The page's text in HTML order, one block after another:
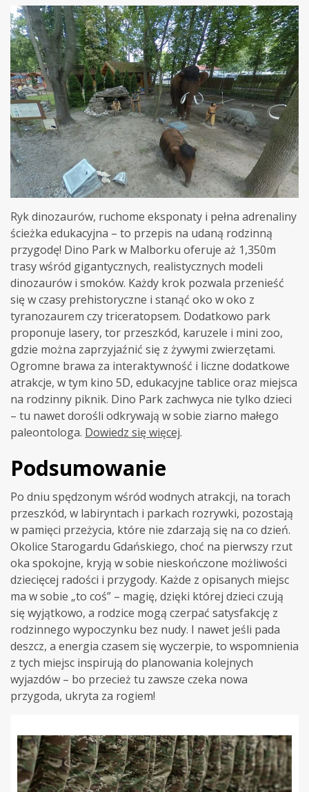
Ryk dinozaurów, ruchome eksponaty i pełna adrenaliny
ścieżka edukacyjna – to przepis na udaną rodzinną
przygodę! Dino Park w Malborku oferuje aż 1,350m
trasy wśród gigantycznych, realistycznych modeli
dinozaurów i smoków. Każdy krok pozwala przenieść
się w czasy prehistoryczne i stanąć oko w oko z
tyranozaurem czy triceratopsem. Dodatkowo park
proponuje lasery, tor przeszkód, karuzele i mini zoo,
gdzie można zaprzyjaźnić się z żywymi zwierzętami.
Ogromne brawa za interaktywność i liczne dodatkowe
atrakcje, w tym kino 5D, edukacyjne tablice oraz miejsca
na rodzinny piknik. Dino Park zachwyca nie tylko dzieci
– tu nawet dorośli odkrywają w sobie ziarno małego
paleontologa. Dowiedz się więcej.
Podsumowanie
Po dniu spędzonym wśród wodnych atrakcji, na torach
przeszkód, w labiryntach i parkach rozrywki, pozostają
w pamięci przeżycia, które nie zdarzają się na co dzień.
Okolice Starogardu Gdańskiego, choć na pierwszy rzut
oka spokojne, kryją w sobie nieskończone możliwości
dziecięcej radości i przygody. Każde z opisanych miejsc
ma w sobie „to coś” – magię, dzięki której dzieci czują
się wyjątkowo, a rodzice mogą czerpać satysfakcję z
rodzinnego wypoczynku bez nudy. I nawet jeśli pada
deszcz, a energia czasem się wyczerpie, to wspomnienia
z tych miejsc inspirują do planowania kolejnych
wyjazdów – bo przecież tu zawsze czeka nowa
przygoda, ukryta za rogiem!